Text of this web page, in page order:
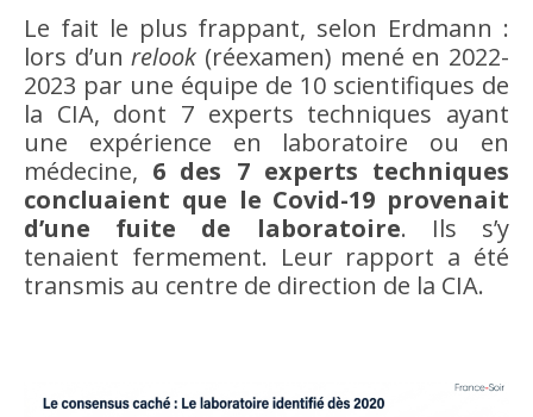
Le fait le plus frappant, selon Erdmann :
lors d’unrelook (réexamen) mené en 2022-
2023 par une équipe de 10 scientifiques de
la CIA, dont 7 experts techniques ayant
une expérience en laboratoire ou en
médecine, 6 des 7 experts techniques
concluaient que le Covid-19 provenait
d’une fuite de laboratoire. Ils s’y
tenaient fermement. Leur rapport a été
transmis au centre de direction de la CIA.